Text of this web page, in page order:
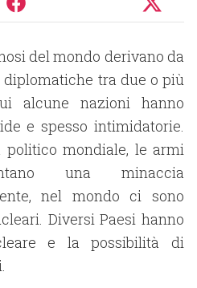
del mondo derivano da
tra due o più
alcune nazioni hanno
e spesso intimidatorie.
politico mondiale, le armi
una minaccia
nel mondo ci sono
Diversi Paesi hanno
e la possibilità di